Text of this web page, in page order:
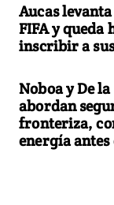
Aucas
FIFA y
inscribir a
Noboa y De
abordan
fronteriza,
energía antes